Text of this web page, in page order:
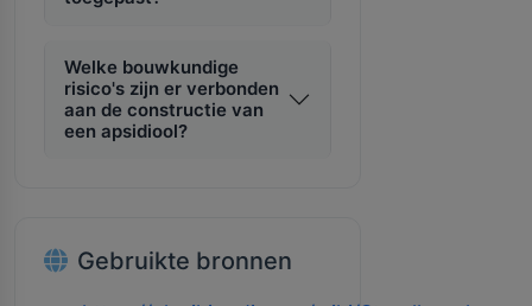
Welke bouwkundige
risico's zijn er verbonden
aan de constructie van
een apsidiool?
Gebruikte bronnen